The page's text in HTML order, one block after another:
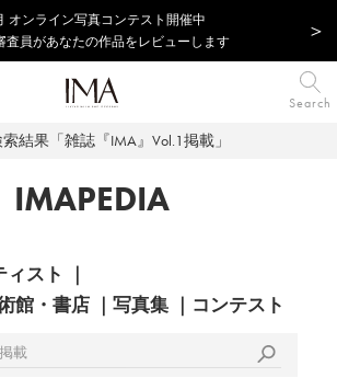
オンライン写真コンテスト開催中
査員があなたの作品をレビューします
Search
結果「雑誌『IMA』Vol.1掲載」
IMAPEDIA
ィスト
館・書店
写真集 コンテスト